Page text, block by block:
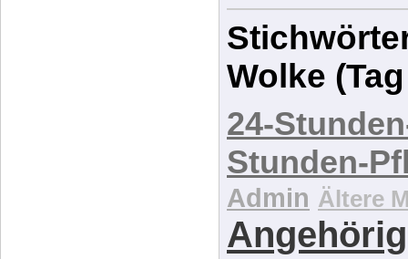
Wolke
24-
Stunden-
Admin Ältere